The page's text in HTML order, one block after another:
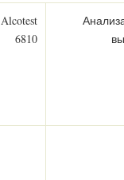
Alcotest
6810